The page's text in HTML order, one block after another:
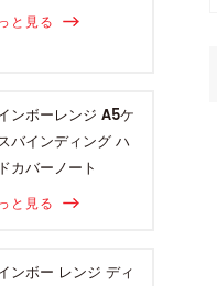
と見る
ンボーレンジ A5ケ
バインディング ハ
カバーノート
と見る
ンボー レンジ ディ